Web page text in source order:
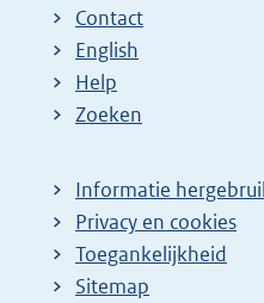
Contact
English
Help
Zoeken
Informatie
Privacy en cookies
Toegankelijkheid
Sitemap